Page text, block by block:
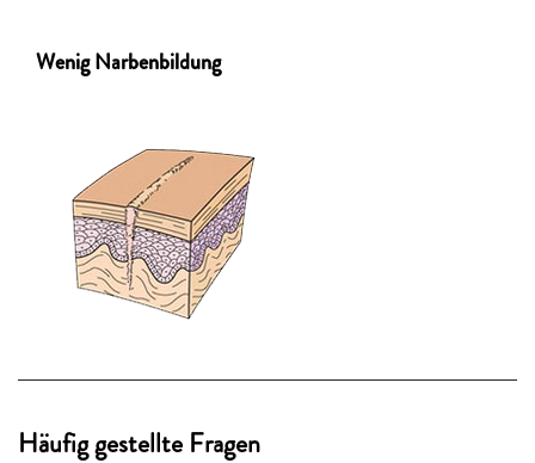
Wenig Narbenbildung
Häufig gestellte Fragen